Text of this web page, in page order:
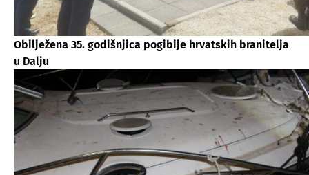
Obilježena 35. godišnjica pogibije hrvatskih branitelja
u Dalju